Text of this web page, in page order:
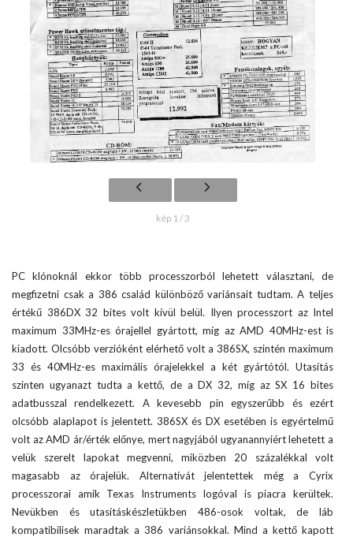
kép 1 / 3
PC klónoknál ekkor több processzorból lehetett választani, de
megfizetni csak a 386 család különböző variánsait tudtam. A teljes
értékű 386DX 32 bites volt kívül belül. Ilyen processzort az Intel
maximum 33MHz-es órajellel gyártott, míg az AMD 40MHz-est is
kiadott. Olcsóbb verzióként elérhető volt a 386SX, szintén maximum
33 és 40MHz-es maximális órajelekkel a két gyártótól. Utasítás
szinten ugyanazt tudta a kettő, de a DX 32, míg az SX 16 bites
adatbusszal rendelkezett. A kevesebb pin egyszerűbb és ezért
olcsóbb alaplapot is jelentett. 386SX és DX esetében is egyértelmű
volt az AMD ár/érték előnye, mert nagyjából ugyanannyiért lehetett a
velük szerelt lapokat megvenni, miközben 20 százalékkal volt
magasabb az órajelük. Alternatívát jelentettek még a Cyrix
processzorai amik Texas Instruments logóval is piacra kerültek.
Nevükben és utasításkészletükben 486-osok voltak, de láb
kompatibilisek maradtak a 386 variánsokkal. Mind a kettő kapott